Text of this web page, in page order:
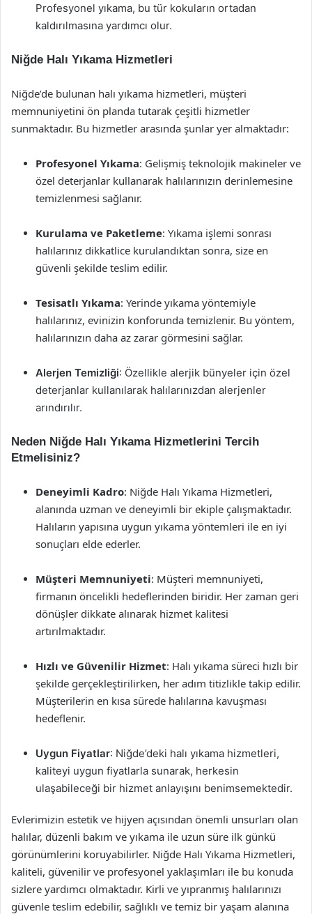
Profesyonel yıkama, bu tür kokuların ortadan
kaldırılmasına yardımcı olur.
Niğde Halı Yıkama Hizmetleri
Niğde’de bulunan halı yıkama hizmetleri, müşteri
memnuniyetini ön planda tutarak çeşitli hizmetler
sunmaktadır. Bu hizmetler arasında şunlar yer almaktadır:
Profesyonel Yıkama: Gelişmiş teknolojik makineler ve
özel deterjanlar kullanarak halılarınızın derinlemesine
temizlenmesi sağlanır.
Kurulama ve Paketleme: Yıkama işlemi sonrası
halılarınız dikkatlice kurulandıktan sonra, size en
güvenli şekilde teslim edilir.
Tesisatlı Yıkama: Yerinde yıkama yöntemiyle
halılarınız, evinizin konforunda temizlenir. Bu yöntem,
halılarınızın daha az zarar görmesini sağlar.
Alerjen Temizliği: Özellikle alerjik bünyeler için özel
deterjanlar kullanılarak halılarınızdan alerjenler
arındırılır.
Neden Niğde Halı Yıkama Hizmetlerini Tercih
Etmelisiniz?
Deneyimli Kadro: Niğde Halı Yıkama Hizmetleri,
alanında uzman ve deneyimli bir ekiple çalışmaktadır.
Halıların yapısına uygun yıkama yöntemleri ile en iyi
sonuçları elde ederler.
Müşteri Memnuniyeti: Müşteri memnuniyeti,
firmanın öncelikli hedeflerinden biridir. Her zaman geri
dönüşler dikkate alınarak hizmet kalitesi
artırılmaktadır.
Hızlı ve Güvenilir Hizmet: Halı yıkama süreci hızlı bir
şekilde gerçekleştirilirken, her adım titizlikle takip edilir.
Müşterilerin en kısa sürede halılarına kavuşması
hedeflenir.
Uygun Fiyatlar: Niğde’deki halı yıkama hizmetleri,
kaliteyi uygun fiyatlarla sunarak, herkesin
ulaşabileceği bir hizmet anlayışını benimsemektedir.
Evlerimizin estetik ve hijyen açısından önemli unsurları olan
halılar, düzenli bakım ve yıkama ile uzun süre ilk günkü
görünümlerini koruyabilirler. Niğde Halı Yıkama Hizmetleri,
kaliteli, güvenilir ve profesyonel yaklaşımları ile bu konuda
sizlere yardımcı olmaktadır. Kirli ve yıpranmış halılarınızı
güvenle teslim edebilir, sağlıklı ve temiz bir yaşam alanına